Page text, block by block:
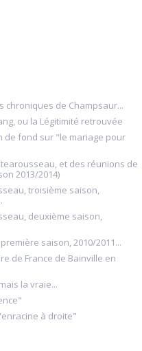
de Champsaur...
ou la Légitimité retrouvée
de fond sur "le mariage pour
et des réunions de
2013/2014)
troisième saison,
deuxième saison,
saison, 2010/2011...
de France de Bainville en
la vraie...
à droite"